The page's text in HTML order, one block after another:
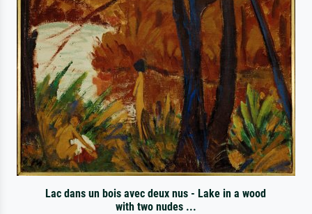
Lac dans un bois avec deux nus - Lake in a wood
with two nudes ...